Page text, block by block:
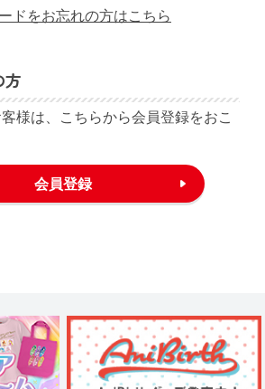
ドをお忘れの方はこちら
方
様は、こちらから会員登録をおこ